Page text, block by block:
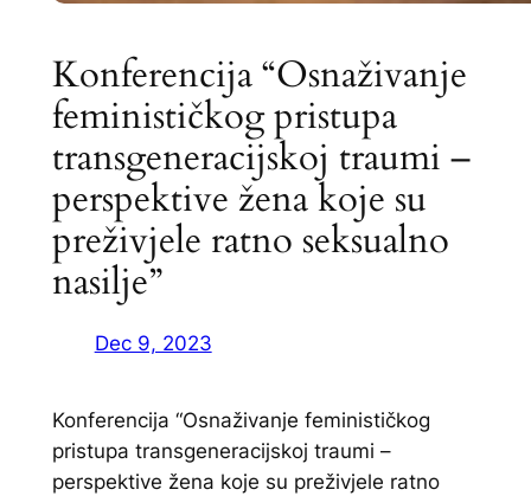
Konferencija “Osnaživanje
feminističkog pristupa
transgeneracijskoj traumi –
perspektive žena koje su
preživjele ratno seksualno
nasilje”
Dec 9, 2023
Konferencija “Osnaživanje feminističkog
pristupa transgeneracijskoj traumi –
perspektive žena koje su preživjele ratno